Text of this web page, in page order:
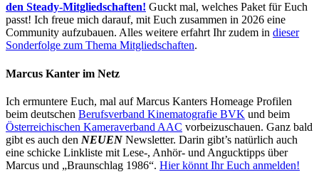
den Steady-Mitgliedschaften! Guckt mal, welches Paket für Euch
passt! Ich freue mich darauf, mit Euch zusammen in 2026 eine
Community aufzubauen. Alles weitere erfahrt Ihr zudem in dieser
Sonderfolge zum Thema Mitgliedschaften.
Marcus Kanter im Netz
Ich ermuntere Euch, mal auf Marcus Kanters Homeage Profilen
beim deutschen Berufsverband Kinematografie BVK und beim
Österreichischen Kameraverband AAC vorbeizuschauen. Ganz bald
gibt es auch den NEUEN Newsletter. Darin gibt’s natürlich auch
eine schicke Linkliste mit Lese-, Anhör- und Angucktipps über
Marcus und „Braunschlag 1986“. Hier könnt Ihr Euch anmelden!